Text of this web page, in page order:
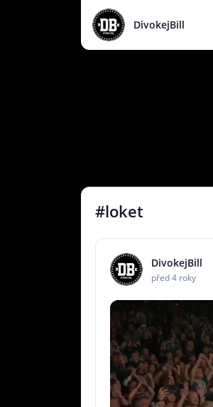
DivokejBill
#loket
DivokejBill
před 4 roky